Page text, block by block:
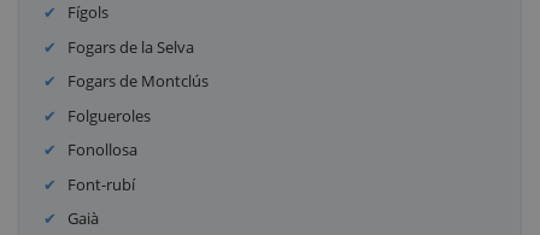
Fígols
Fogars de la Selva
Fogars de Montclús
Folgueroles
Fonollosa
Font-rubí
Gaià